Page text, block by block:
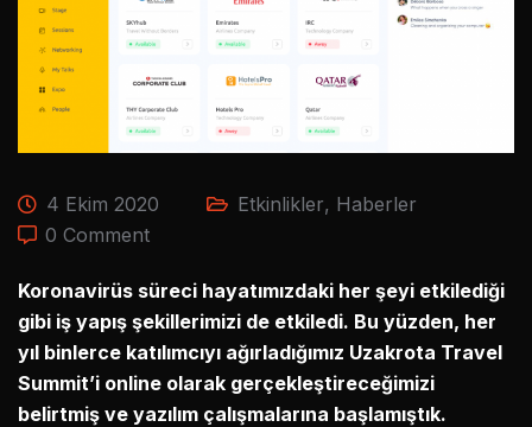
4 Ekim 2020 Etkinlikler, Haberler
0 Comment
Koronavirüs süreci hayatımızdaki her şeyi etkilediği
gibi iş yapış şekillerimizi de etkiledi. Bu yüzden, her
yıl binlerce katılımcıyı ağırladığımız Uzakrota Travel
Summit’i online olarak gerçekleştireceğimizi
belirtmiş ve yazılım çalışmalarına başlamıştık.